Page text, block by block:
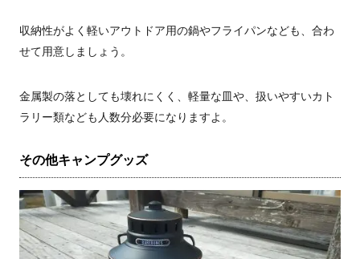
収納性がよく軽いアウトドア用の鍋やフライパンなども、合わ
せて用意しましょう。
金属製の落としても壊れにくく、軽量な皿や、扱いやすいカト
ラリー類なども人数分必要になりますよ。
その他キャンプグッズ